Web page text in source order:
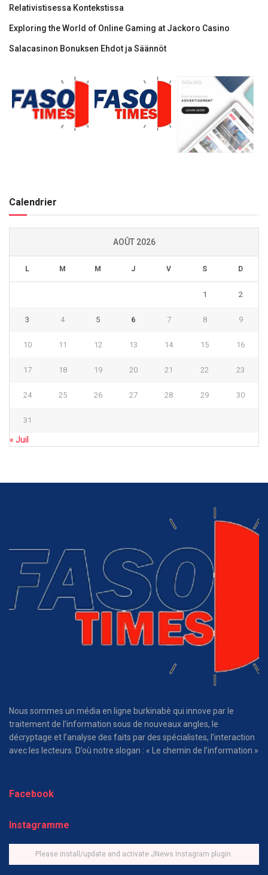
Relativistisessa Kontekstissa
Exploring the World of Online Gaming at Jackoro Casino
Salacasinon Bonuksen Ehdot ja Säännöt
Calendrier
AOÛT 2026
L M M J V S D
1 2
3 4 5 6 7 8 9
10 11 12 13 14 15 16
17 18 19 20 21 22 23
24 25 26 27 28 29 30
31
« Juil
Nous sommes un média en ligne burkinabè qui innove par le
traitement de l’information sous de nouveaux angles, le
décryptage et l’analyse des faits par des spécialistes, l’interaction
avec les lecteurs. D’où notre slogan : « Le chemin de l’information »
Facebook
Instagramme
Please install/update and activate JNews Instagram plugin.